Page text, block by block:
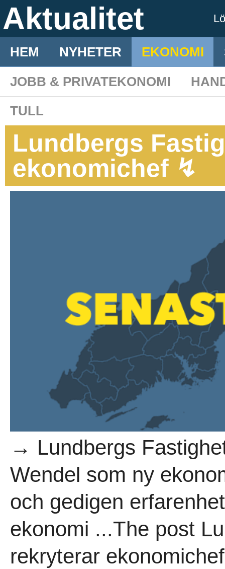
Aktualitet
HEM NYHETER EKONOMI
JOBB & PRIVATEKONOMI
TULL
Lundbergs
ekonomichef ↯
→ Lundbergs
Wendel som ny
och gedigen
ekonomi ...The post
rekryterar